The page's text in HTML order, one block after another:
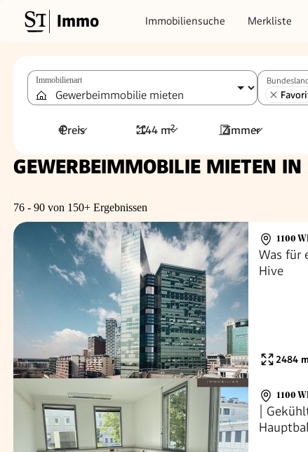
Immo Immobiliensuche Merkliste
Immobilienart
Preis 144 m² Zimmer
GEWERBEIMMOBILIE MIETEN IN
76 - 90 von 150+ Ergebnissen
1100
Was für
Hive
2484
1100
|